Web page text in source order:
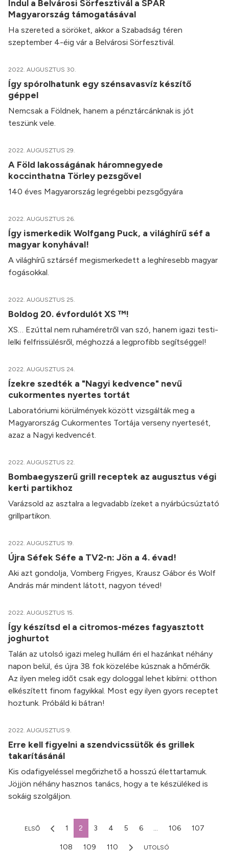
Indul a Belvárosi Sörfesztivál a SPAR
Magyarország támogatásával
Ha szereted a söröket, akkor a Szabadság téren
szeptember 4-éig vár a Belvárosi Sörfesztivál.
2022. AUGUSZTUS 30.
Így spórolhatunk egy szénsavasvíz készítő
géppel
Nemcsak a Földnek, hanem a pénztárcánknak is jót
teszünk vele.
2022. AUGUSZTUS 29.
A Föld lakosságának háromnegyede
koccinthatna Törley pezsgővel
140 éves Magyarország legrégebbi pezsgőgyára
2022. AUGUSZTUS 26.
Így ismerkedik Wolfgang Puck, a világhírű séf a
magyar konyhával!
A világhírű sztárséf megismerkedett a leghíresebb magyar
fogásokkal.
2022. AUGUSZTUS 25.
Boldog 20. évfordulót XS ™!
XS… Ezúttal nem ruhaméretről van szó, hanem igazi testi-
lelki felfrissülésről, méghozzá a legprofibb segítséggel!
2022. AUGUSZTUS 24.
Ízekre szedték a "Nagyi kedvence" nevű
cukormentes nyertes tortát
Laboratóriumi körülmények között vizsgálták meg a
Magyarország Cukormentes Tortája verseny nyertesét,
azaz a Nagyi kedvencét.
2022. AUGUSZTUS 22.
Bombaegyszerű grill receptek az augusztus végi
kerti partikhoz
Varázsold az asztalra a legvadabb ízeket a nyárbúcsúztató
grillpartikon.
2022. AUGUSZTUS 19.
Újra Séfek Séfe a TV2-n: Jön a 4. évad!
Aki azt gondolja, Vomberg Frigyes, Krausz Gábor és Wolf
András már mindent látott, nagyon téved!
2022. AUGUSZTUS 15.
Így készítsd el a citromos-mézes fagyasztott
joghurtot
Talán az utolsó igazi meleg hullám éri el hazánkat néhány
napon belül, és újra 38 fok közelébe kúsznak a hőmérők.
Az ilyen meleg időt csak egy dologgal lehet kibírni: otthon
elkészített finom fagyikkal. Most egy ilyen gyors receptet
hoztunk. Próbáld ki bátran!
2022. AUGUSZTUS 9.
Erre kell figyelni a szendvicssütők és grillek
takarításánál
Kis odafigyeléssel megőrizhető a hosszú élettartamuk.
Jöjjön néhány hasznos tanács, hogy a te készüléked is
sokáig szolgáljon.
ELSŐ 1 2 3 4 5 6 ... 106 107
108 109 110 UTOLSÓ